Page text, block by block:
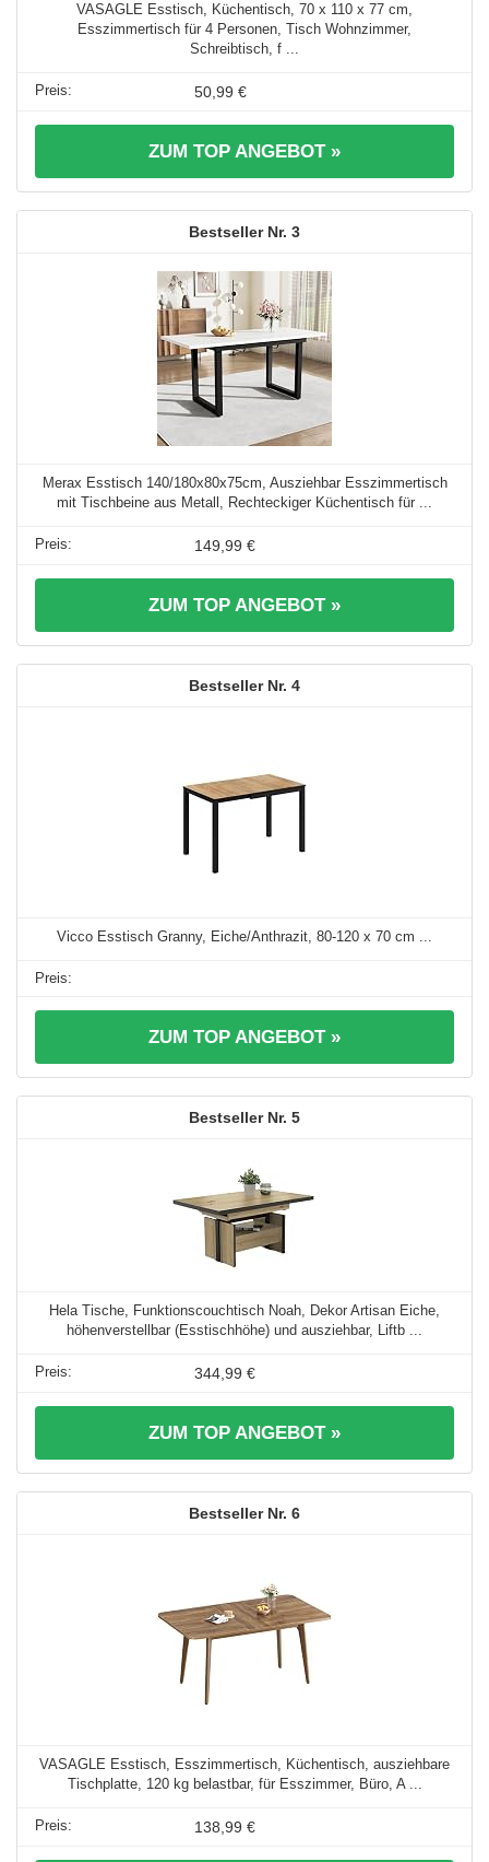
VASAGLE Esstisch, Küchentisch, 70 x 110 x 77 cm,
Esszimmertisch für 4 Personen, Tisch Wohnzimmer,
Schreibtisch, f ...
50,99 €
ZUM TOP ANGEBOT »
3
Merax Esstisch 140/180x80x75cm, Ausziehbar Esszimmertisch
mit Tischbeine aus Metall, Rechteckiger Küchentisch für ...
149,99 €
ZUM TOP ANGEBOT »
4
Vicco Esstisch Granny, Eiche/Anthrazit, 80-120 x 70 cm ...
ZUM TOP ANGEBOT »
5
Hela Tische, Funktionscouchtisch Noah, Dekor Artisan Eiche,
höhenverstellbar (Esstischhöhe) und ausziehbar, Liftb ...
344,99 €
ZUM TOP ANGEBOT »
6
VASAGLE Esstisch, Esszimmertisch, Küchentisch, ausziehbare
Tischplatte, 120 kg belastbar, für Esszimmer, Büro, A ...
138,99 €